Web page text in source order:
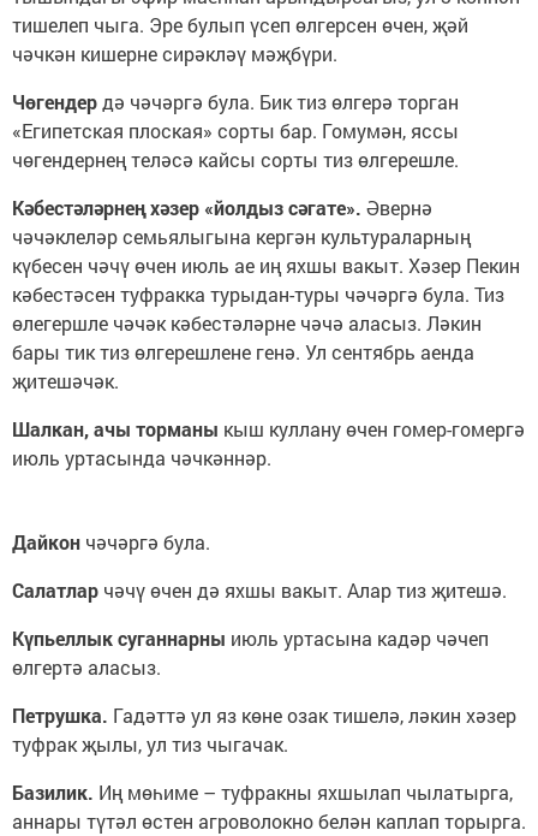
тишелеп чыга. Эре булып үсеп өлгерсен өчен, җәй
чәчкән кишерне сирәкләү мәҗбүри.
Чөгендердә чәчәргә була. Бик тиз өлгерә торган
«Египетская плоская» сорты бар. Гомумән, яссы
чөгендернең теләсә кайсы сорты тиз өлгерешле.
Кәбестәләрнең хәзер «йолдыз сәгате». Әвернә
чәчәклеләр семьялыгына кергән культураларның
күбесен чәчү өчен июль ае иң яхшы вакыт. Хәзер Пекин
кәбестәсен туфракка турыдан-туры чәчәргә була. Тиз
өлегершле чәчәк кәбестәләрне чәчә аласыз. Ләкин
бары тик тиз өлгерешлене генә. Ул сентябрь аенда
җитешәчәк.
Шалкан, ачы торманы кыш куллану өчен гомер-гомергә
июль уртасында чәчкәннәр.
Дайкон чәчәргә була.
Салатлар чәчү өчен дә яхшы вакыт. Алар тиз җитешә.
Күпьеллык суганнарны июль уртасына кадәр чәчеп
өлгертә аласыз.
Петрушка. Гадәттә ул яз көне озак тишелә, ләкин хәзер
туфрак җылы, ул тиз чыгачак.
Базилик. Иң мөһиме – туфракны яхшылап чылатырга,
аннары түтәл өстен агроволокно белән каплап торырга.